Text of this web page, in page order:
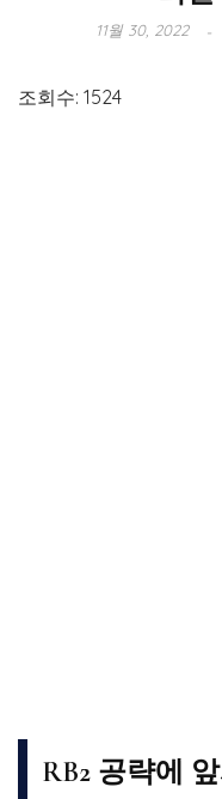
11월 30, 2022
조회수: 1524
RB2 공략에